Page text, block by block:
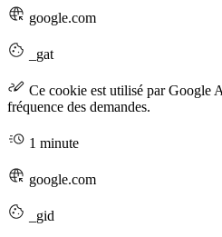
google.com
_gat
Ce cookie est utilisé par Google
fréquence des demandes.
1 minute
google.com
_gid